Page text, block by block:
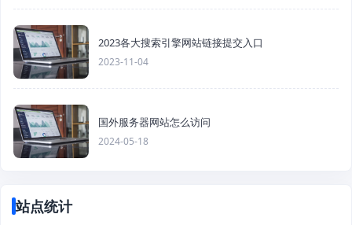
2023各大搜索引擎网站链接提交入口
2023-11-04
国外服务器网站怎么访问
2024-05-18
站点统计